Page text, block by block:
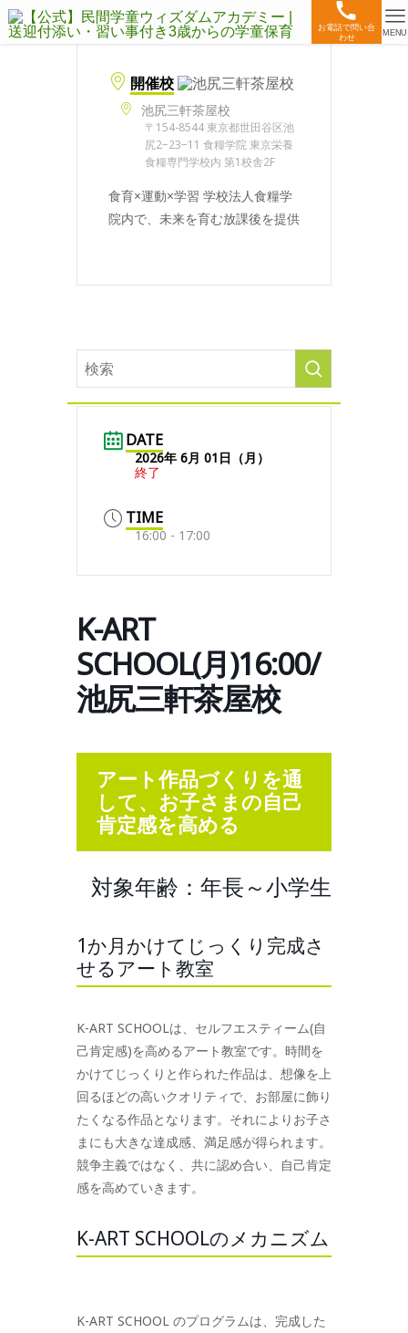
お電話で問い合
わせ
MENU
開催校
池尻三軒茶屋校
〒154-8544 東京都世田谷区池
尻2−23−11 食糧学院 東京栄養
食糧専門学校内 第1校舎2F
食育×運動×学習 学校法人食糧学
院内で、未来を育む放課後を提供
DATE
2026年 6月 01日（月）
終了
TIME
16:00 - 17:00
K-ART
SCHOOL(月)16:00/
池尻三軒茶屋校
アート作品づくりを通
して、お子さまの自己
肯定感を高める
対象年齢：年長～小学生
1か月かけてじっくり完成さ
せるアート教室
K-ART SCHOOLは、セルフエスティーム(自
己肯定感)を高めるアート教室です。時間を
かけてじっくりと作られた作品は、想像を上
回るほどの高いクオリティで、お部屋に飾り
たくなる作品となります。それによりお子さ
まにも大きな達成感、満足感が得られます。
競争主義ではなく、共に認め合い、自己肯定
感を高めていきます。
K-ART SCHOOLのメカニズム
K-ART SCHOOL のプログラムは、完成した